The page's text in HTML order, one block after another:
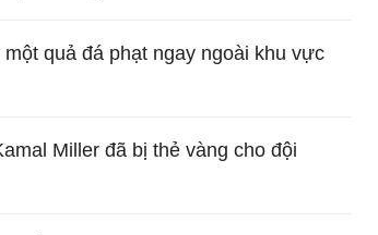
quả đá phạt ngay ngoài khu vực
Miller đã bị thẻ vàng cho đội